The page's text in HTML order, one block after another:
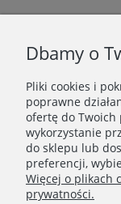
WAŻNE
POLECANE STRONY
Dbamy o
Pliki cookies i
poprawne
ofertę do Twoich
wykorzystanie
do sklepu lub
preferencji,
Więcej o plikach
prywatności.